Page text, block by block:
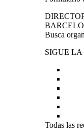
Busca
SIGUE
Todas las